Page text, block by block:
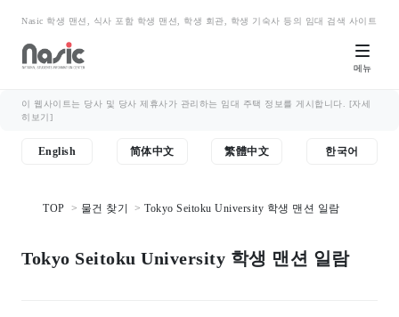
Nasic 학생 맨션, 식사 포함 학생 맨션, 학생 회관, 학생 기숙사 등의 임대 검색 사이트
메뉴
이 웹사이트는 당사 및 당사 제휴사가 관리하는 임대 주택 정보를 게시합니다. [자세
히보기]
English 简体中文 繁體中文 한국어
TOP 물건 찾기 Tokyo Seitoku University 학생 맨션 일람
Tokyo Seitoku University 학생 맨션 일람